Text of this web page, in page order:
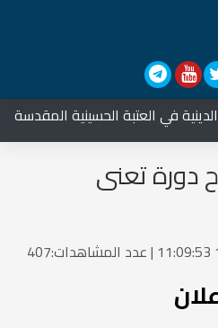
في العتبة الحسينية المقدسة
دورة تعنى
الخاصة بالامام